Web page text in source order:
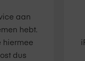
aan
hebt.
hiermee
dus